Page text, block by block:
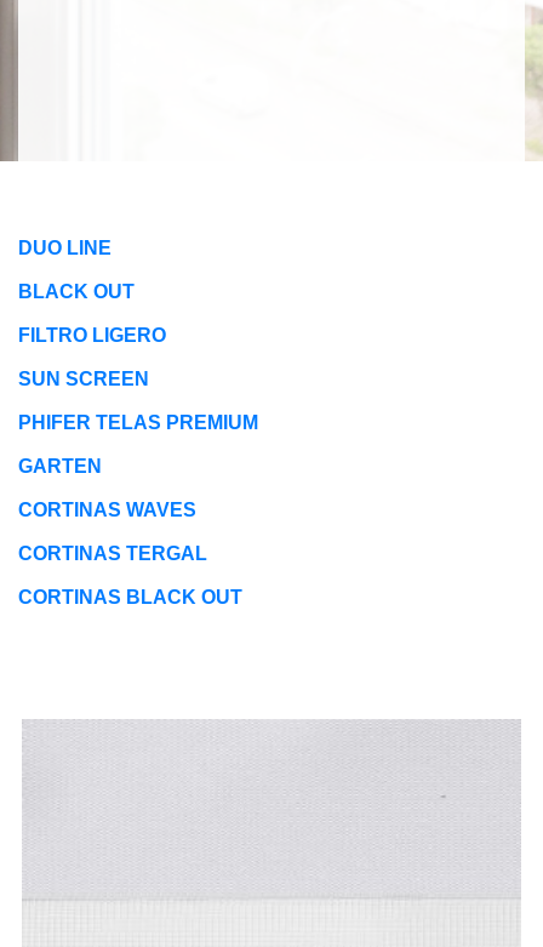
DUO LINE
BLACK OUT
FILTRO LIGERO
SUN SCREEN
PHIFER TELAS PREMIUM
GARTEN
CORTINAS WAVES
CORTINAS TERGAL
CORTINAS BLACK OUT